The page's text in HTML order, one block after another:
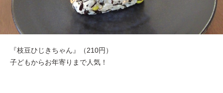
『枝豆ひじきちゃん』（210円）
子どもからお年寄りまで人気！